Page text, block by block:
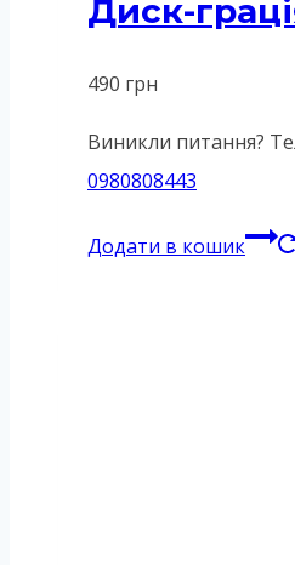
Диск-
490 грн
Виникли питання?
0980808443
Додати в кошик